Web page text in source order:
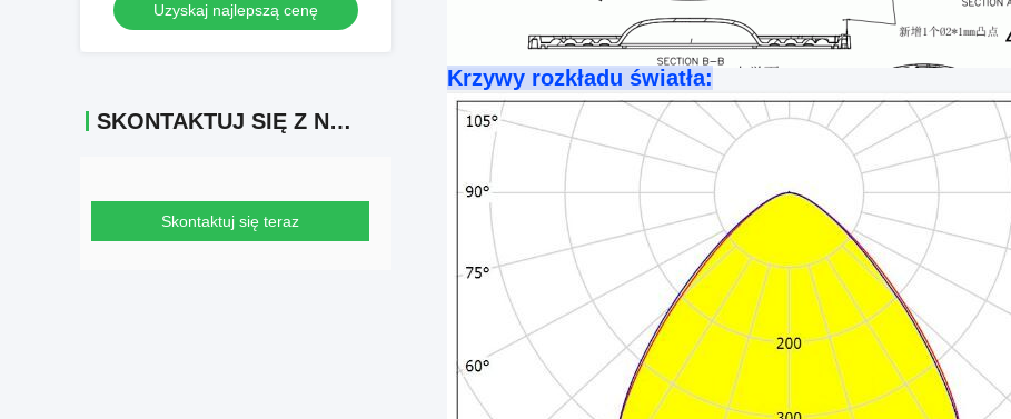
Uzyskaj najlepszą cenę
SKONTAKTUJ SIĘ Z NAMI
Skontaktuj się teraz
Krzywy rozkładu światła: